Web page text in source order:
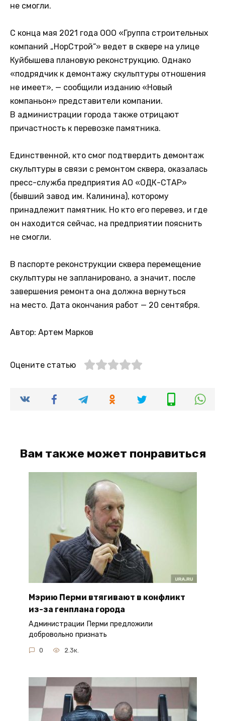
не смогли.
С конца мая 2021 года ООО «Группа строительных
компаний „НорСтрой“» ведет в сквере на улице
Куйбышева плановую реконструкцию. Однако
«подрядчик к демонтажу скульптуры отношения
не имеет», — сообщили изданию «Новый
компаньон» представители компании.
В администрации города также отрицают
причастность к перевозке памятника.
Единственной, кто смог подтвердить демонтаж
скульптуры в связи с ремонтом сквера, оказалась
пресс-служба предприятия АО «ОДК-СТАР»
(бывший завод им. Калинина), которому
принадлежит памятник. Но кто его перевез, и где
он находится сейчас, на предприятии пояснить
не смогли.
В паспорте реконструкции сквера перемещение
скульптуры не запланировано, а значит, после
завершения ремонта она должна вернуться
на место. Дата окончания работ — 20 сентября.
Автор: Артем Марков
Оцените статью
Вам также может понравиться
Мэрию Перми втягивают в конфликт
из-за генплана города
Администрации Перми предложили
добровольно признать
0 2.3к.